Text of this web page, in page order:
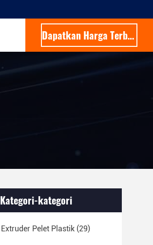
Dapatkan Harga Terbaik
Kategori-kategori
Extruder Pelet Plastik (29)